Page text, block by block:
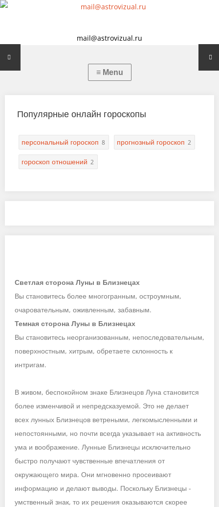
mail@astrovizual.ru
Популярные онлайн гороскопы
персональный гороскоп 8 прогнозный гороскоп 2
гороскоп отношений 2
Светлая сторона Луны в Близнецах
Вы становитесь более многогранным, остроумным,
очаровательным, оживленным, забавным.
Темная сторона Луны в Близнецах
Вы становитесь неорганизованным, непоследовательным,
поверхностным, хитрым, обретаете склонность к
интригам.
В живом, беспокойном знаке Близнецов Луна становится
более изменчивой и непредсказуемой. Это не делает
всех лунных Близнецов ветреными, легкомысленными и
непостоянными, но почти всегда указывает на активность
ума и воображение. Лунные Близнецы исключительно
быстро получают чувственные впечатления от
окружающего мира. Они мгновенно просеивают
информацию и делают выводы. Поскольку Близнецы -
умственный знак, то их решения оказываются скорее